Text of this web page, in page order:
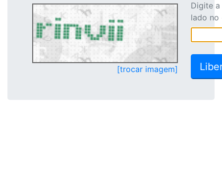
[trocar imagem]
Digite
lado no